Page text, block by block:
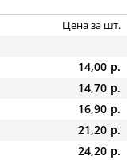
Цена за шт.
14,00 р.
14,70 р.
16,90 р.
21,20 р.
24,20 р.